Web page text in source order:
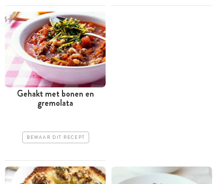
Gehakt met bonen en
gremolata
BEWAAR DIT RECEPT